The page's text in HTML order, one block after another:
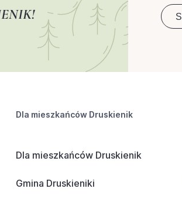
Dla mieszkańców Druskienik
Dla mieszkańców Druskienik
Gmina Druskieniki